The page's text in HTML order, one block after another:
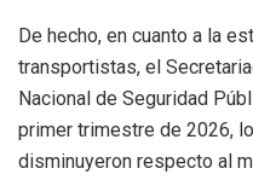
De hecho, en cuanto a la
transportistas, el
Nacional de Seguridad
primer trimestre de 2026,
disminuyeron respecto al